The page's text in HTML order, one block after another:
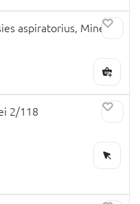
aspiratorius, Mineral,
2/118